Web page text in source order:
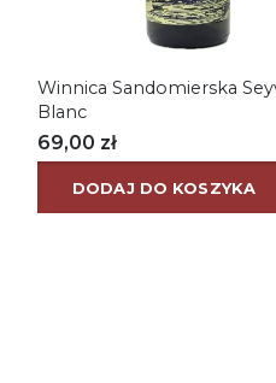
Winnica Sandomierska
Blanc
69,00 zł
DODAJ DO KOSZYKA